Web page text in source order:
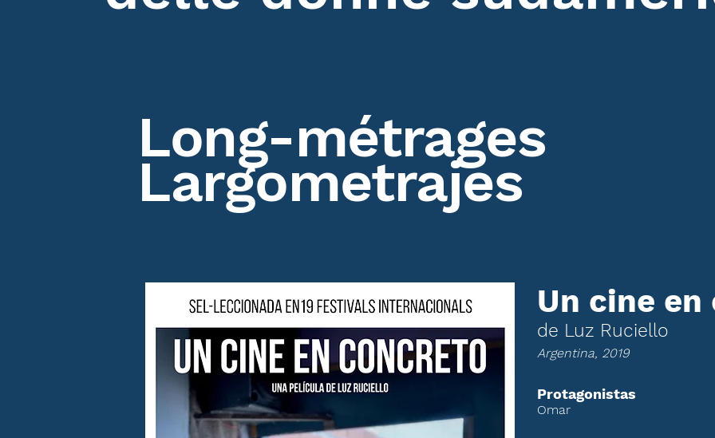
Long-métrages
Largometrajes
Un cine
de Luz Ruciello
Argentina, 2019
Protagonistas
Omar